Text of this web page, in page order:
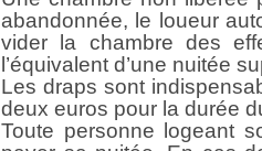
abandonnée, le loueur
vider la chambre des
l’équivalent d’une nuitée
Les draps sont
deux euros pour la durée
Toute personne logeant